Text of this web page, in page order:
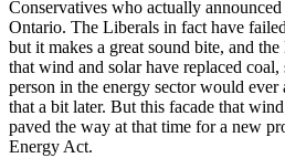
Conservatives who actually
Ontario. The Liberals in fact have
but it makes a great sound bite, and
that wind and solar have replaced
person in the energy sector would ever
that a bit later. But this facade that
paved the way at that time for a new
Energy Act.